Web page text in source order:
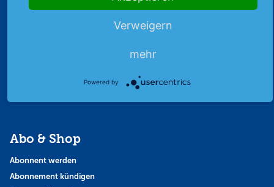
Abo & Shop
Abonnent werden
Abonnement kündigen
Verweigern
mehr
Powered by